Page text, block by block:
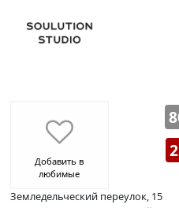
Добавить в
любимые
Земледельческий переулок, 15